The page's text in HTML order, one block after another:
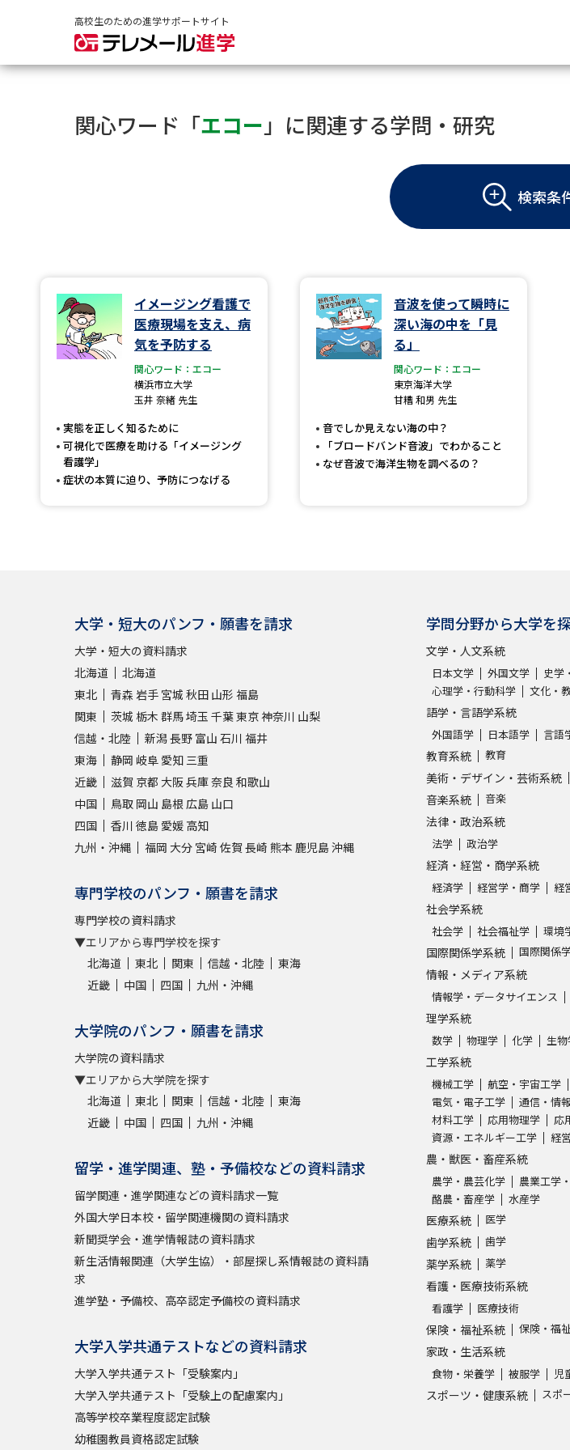
高校生のための進学サポートサイト
大学・短
大学パンフ
総合型選抜
大学・短
新増設大学
データサイ
進路の３択
新学年スタ
オープン
オープンキ
志望校・
大学で
ユーザー
Ｑ＆Ａ よく
資料の料金の
関心ワード「エコー 」に関連する学問・研究
検索条
イメージング看護で
医療現場を支え、病
気を予防する
関心ワード：エコー
横浜市立大学
玉井 奈緒 先生
実態を正しく知るために
可視化で医療を助ける「イメージング
看護学」
症状の本質に迫り、予防につなげる
音波を使って瞬時に
深い海の中を「見
る」
関心ワード：エコー
東京海洋大学
甘糟 和男 先生
音でしか見えない海の中？
「ブロードバンド音波」でわかること
なぜ音波で海洋生物を調べるの？
大学・短大のパンフ・願書を請求
大学・短大の資料請求
北海道
北海道
東北
青森 岩手 宮城 秋田 山形 福島
関東
茨城 栃木 群馬埼玉 千葉東京神奈川 山梨
信越・北陸
新潟長野 富山 石川 福井
東海
静岡 岐阜 愛知 三重
近畿
滋賀 京都 大阪兵庫奈良 和歌山
中国
鳥取 岡山 島根 広島 山口
四国
香川 徳島 愛媛 高知
九州・沖縄
福岡 大分 宮崎 佐賀 長崎 熊本 鹿児島沖縄
専門学校のパンフ・願書を請求
専門学校の資料請求
▼エリアから専門学校を探す
北海道
東北 関東 信越・北陸
東海
近畿
中国 四国 九州・沖縄
大学院のパンフ・願書を請求
大学院の資料請求
▼エリアから大学院を探す
北海道
東北 関東 信越・北陸
東海
近畿
中国 四国 九州・沖縄
留学・進学関連、塾・予備校などの資料請求
留学関連・進学関連などの資料請求一覧
外国大学日本校・留学関連機関の資料請求
新聞奨学会・進学情報誌の資料請求
新生活情報関連（大学生協）・部屋探し系情報誌の資料請
求
進学塾・予備校、高卒認定予備校の資料請求
大学入学共通テストなどの資料請求
大学入学共通テスト「受験案内」
大学入学共通テスト「受験上の配慮案内」
高等学校卒業程度認定試験
幼稚園教員資格認定試験
学問分野から大学を
文学・人文系統
日本文学 外国文学 史学
心理学・行動科学
文化・
語学・言語学系統
外国語学 日本語学 言語
教育系統 教育
美術・デザイン・芸術系統
音楽系統 音楽
法律・政治系統
法学 政治学
経済・経営・商学系統
経済学 経営学・商学 経
社会学系統
社会学 社会福祉学 環境
国際関係学系統 国際関係
情報・メディア系統
情報学・データサイエンス
理学系統
数学 物理学 化学 生
工学系統
機械工学 航空・宇宙工学
電気・電子工学
通信・情
材料工学
応用物理学 応
資源・エネルギー工学
経
農・獣医・畜産系統
農学・農芸化学 農業工学
酪農・畜産学
水産学
医療系統 医学
歯学系統 歯学
薬学系統 薬学
看護・医療技術系統
看護学 医療技術
保険・福祉系統 保険・福
家政・生活系統
食物・栄養学 被服学 児
スポーツ・健康系統 スポ